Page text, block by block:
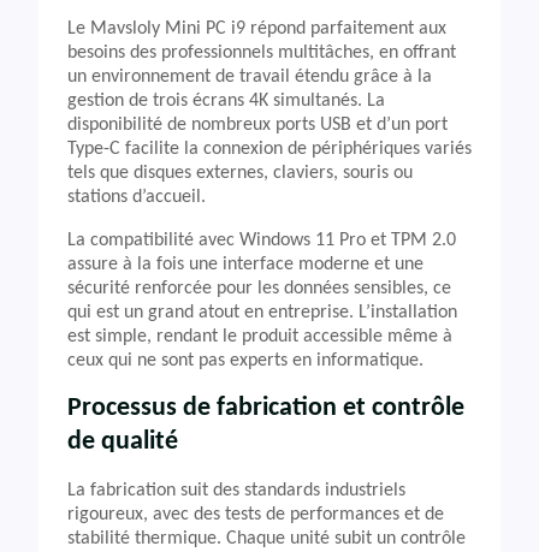
Le Mavsloly Mini PC i9 répond parfaitement aux
besoins des professionnels multitâches, en offrant
un environnement de travail étendu grâce à la
gestion de trois écrans 4K simultanés. La
disponibilité de nombreux ports USB et d’un port
Type-C facilite la connexion de périphériques variés
tels que disques externes, claviers, souris ou
stations d’accueil.
La compatibilité avec Windows 11 Pro et TPM 2.0
assure à la fois une interface moderne et une
sécurité renforcée pour les données sensibles, ce
qui est un grand atout en entreprise. L’installation
est simple, rendant le produit accessible même à
ceux qui ne sont pas experts en informatique.
Processus de fabrication et contrôle
de qualité
La fabrication suit des standards industriels
rigoureux, avec des tests de performances et de
stabilité thermique. Chaque unité subit un contrôle